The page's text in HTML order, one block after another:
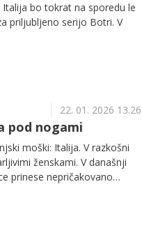
bo tokrat na sporedu le
priljubljeno serijo Botri. V
22. 01. 2026 13.26
pod nogami
moški: Italija. V razkošni
ženskami. V današnji
prinese nepričakovano